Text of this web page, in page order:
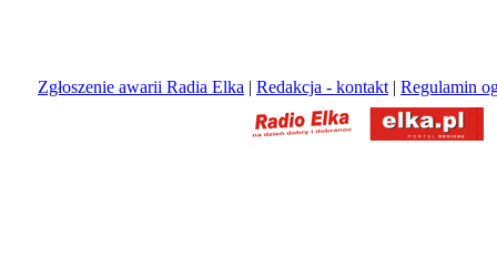
Zgłoszenie awarii Radia Elka | Redakcja - kontakt | Regulamin